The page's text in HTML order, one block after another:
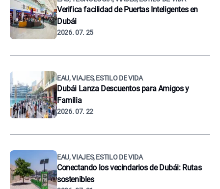
Verifica facilidad de Puertas Inteligentes en
Dubái
2026. 07. 25
EAU, VIAJES, ESTILO DE VIDA
Dubái Lanza Descuentos para Amigos y
Familia
2026. 07. 22
EAU, VIAJES, ESTILO DE VIDA
Conectando los vecindarios de Dubái: Rutas
sostenibles